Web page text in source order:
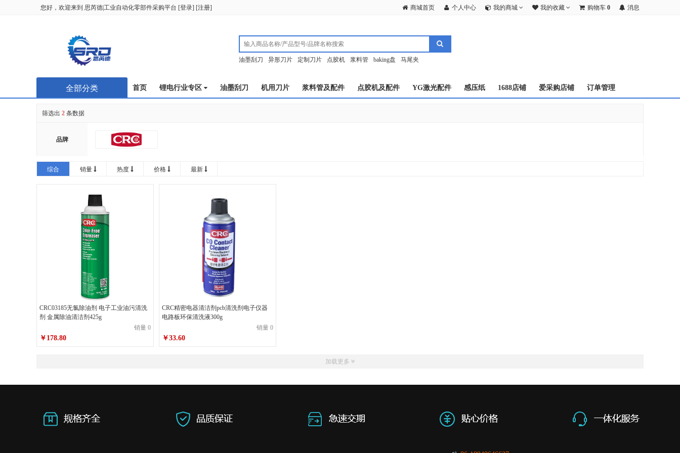
您好，欢迎来到 思芮德|工业自动化零部件采购平台 [登录] [注册] 商城首页 个人中心 我的商城 我的收藏 购物车 0 消息
油墨刮刀 异形刀片 定制刀片 点胶机 浆料管 baking盘 马尾夹
首页 锂电行业专区 油墨刮刀 机用刀片 浆料管及配件 点胶机及配件 YG激光配件 感压纸 1688店铺 爱采购店铺 订单管理
全部分类
筛选出 2 条数据
品牌
综合 销量 热度 价格 最新
CRC03185无氯除油剂 电子工业油污清洗
剂 金属除油清洁剂425g
销量 0
￥178.80
CRC精密电器清洁剂pcb清洗剂电子仪器
电路板环保清洗液300g
销量 0
￥33.60
加载更多